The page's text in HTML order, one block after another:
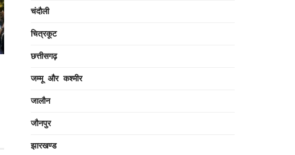
चंदौली
चित्रकूट
छत्तीसगढ़
जम्मू और कश्मीर
जालौन
जौनपुर
झारखण्ड